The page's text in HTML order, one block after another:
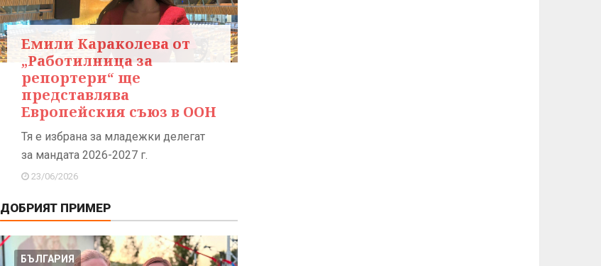
Емили Караколева от
„Работилница за
репортери“ ще
представлява
Европейския съюз в ООН
Тя е избрана за младежки делегат
за мандата 2026-2027 г.
23/06/2026
ДОБРИЯТ ПРИМЕР
БЪЛГАРИЯ